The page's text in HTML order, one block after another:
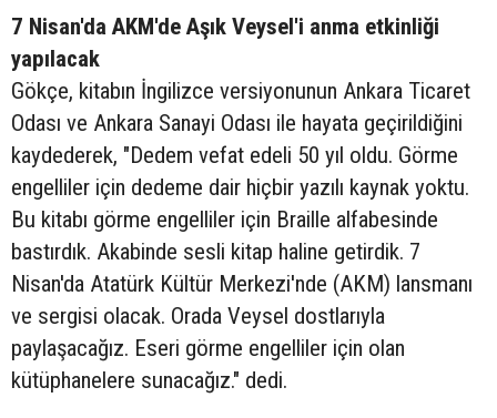
7 Nisan'da AKM'de Aşık Veysel'i anma etkinliği
yapılacak
Gökçe, kitabın İngilizce versiyonunun Ankara Ticaret
Odası ve Ankara Sanayi Odası ile hayata geçirildiğini
kaydederek, "Dedem vefat edeli 50 yıl oldu. Görme
engelliler için dedeme dair hiçbir yazılı kaynak yoktu.
Bu kitabı görme engelliler için Braille alfabesinde
bastırdık. Akabinde sesli kitap haline getirdik. 7
Nisan'da Atatürk Kültür Merkezi'nde (AKM) lansmanı
ve sergisi olacak. Orada Veysel dostlarıyla
paylaşacağız. Eseri görme engelliler için olan
kütüphanelere sunacağız." dedi.